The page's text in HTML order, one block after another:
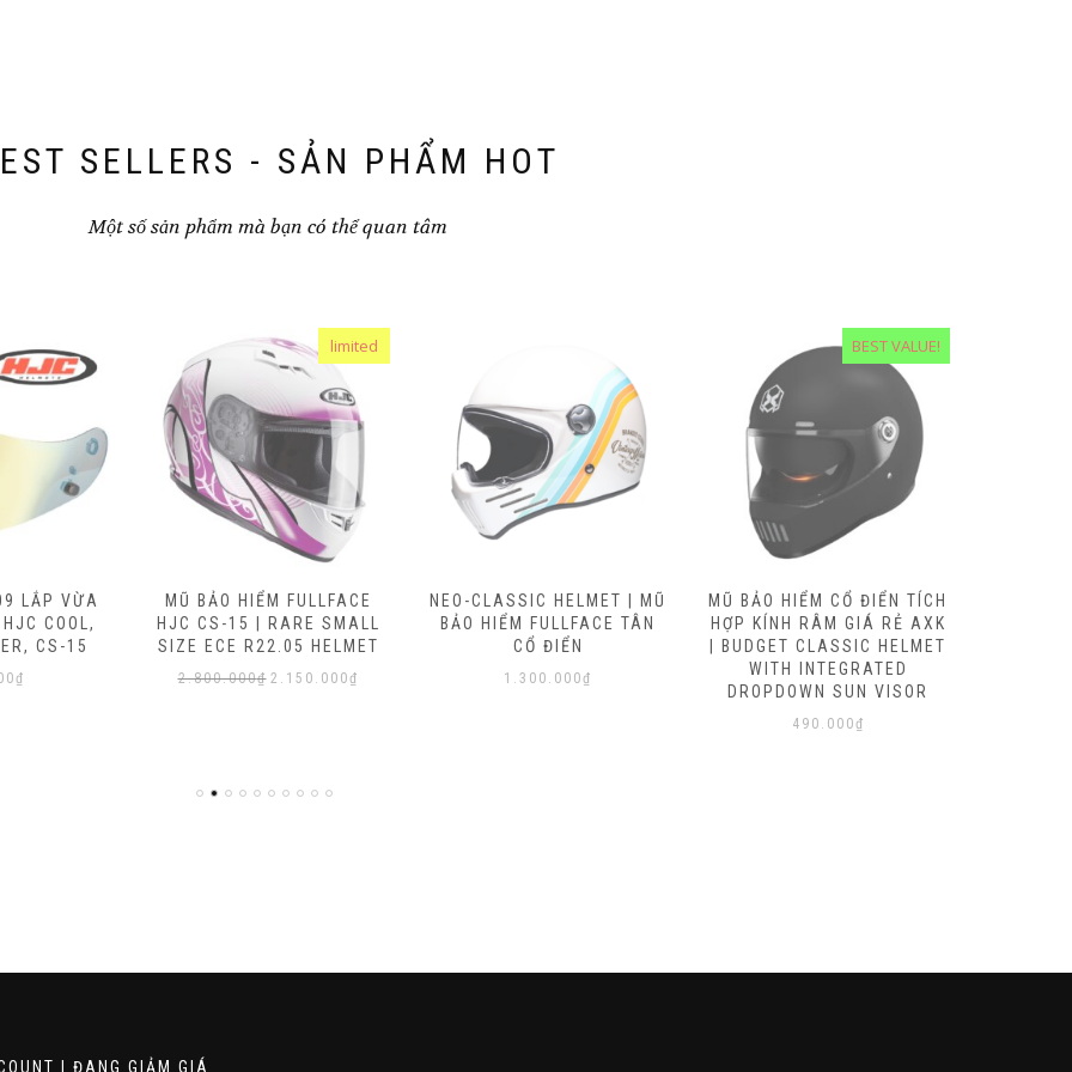
SELLERS - SẢN PHẨM HOT
Một số sản phẩm mà bạn có thể quan tâm
LẮP VỪA
COOL,
CS-15
₫
limited
MŨ BẢO HIỂM FULLFACE
HJC CS-15 | RARE SMALL
SIZE ECE R22.05 HELMET
2.800.000₫ Original
2.150.000₫
NEO-CLASSIC HELMET | MŨ
BẢO HIỂM FULLFACE TÂN
CỔ ĐIỂN
1.300.000₫
BEST VALUE!
MŨ BẢO HIỂM CỔ ĐIỂN TÍCH
HỢP KÍNH RÂM GIÁ RẺ AXK
| BUDGET CLASSIC HELMET
WITH INTEGRATED
DROPDOWN SUN VISOR
490.000₫
| ĐANG GIẢM GIÁ